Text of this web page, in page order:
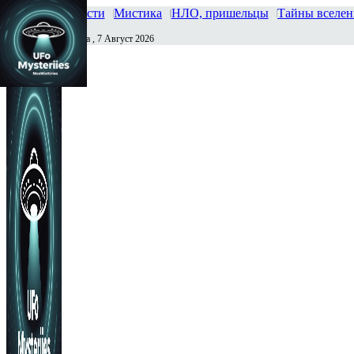
Главная Новости Мистика НЛО, пришельцы Тайны
Сегодня Пятница , 7 Август 2026